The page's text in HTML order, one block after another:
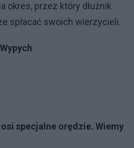
okres, przez który dłużnik
spłacać swoich wierzycieli.
specjalne orędzie. Wiemy